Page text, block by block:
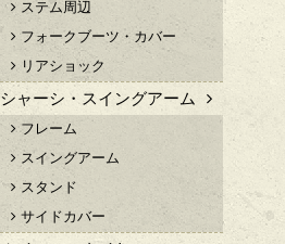
ステム周辺
フォークブーツ・カバー
リアショック
シャーシ・スイングアーム
フレーム
スイングアーム
スタンド
サイドカバー